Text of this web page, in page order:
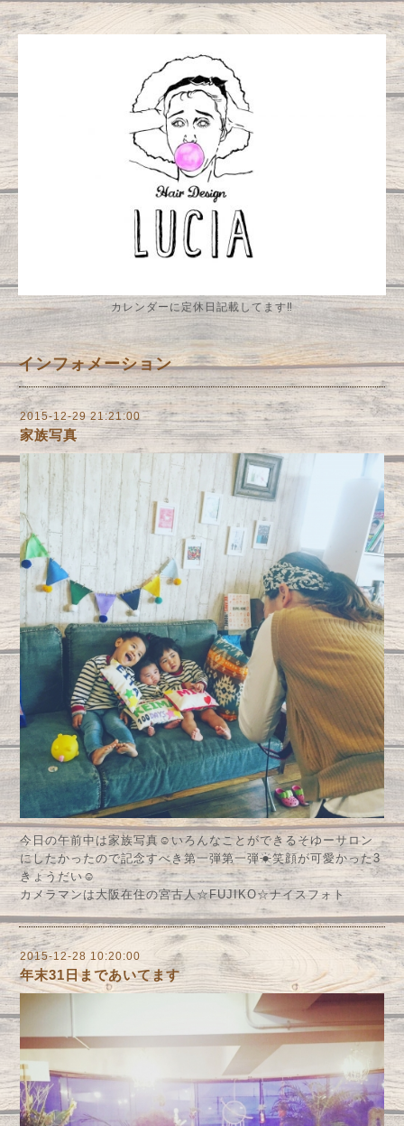
カレンダーに定休日記載してます‼️
インフォメーション
2015-12-29 21:21:00
家族写真
今日の午前中は家族写真☺︎いろんなことができるそゆーサロン
にしたかったので記念すべき第一弾第一弾☀︎笑顔が可愛かった3
きょうだい☺︎
カメラマンは大阪在住の宮古人☆FUJIKO☆ナイスフォト
2015-12-28 10:20:00
年末31日まであいてます